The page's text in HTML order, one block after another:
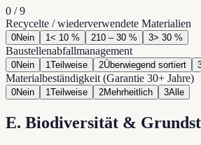
0 /9
Recycelte / wiederverwendete Materialien
0Nein 1< 10 % 210 – 30 % 3> 30 %
Baustellenabfallmanagement
0Nein 1Teilweise 2Überwiegend sortiert
Materialbeständigkeit (Garantie 30+ Jahre)
0Nein 1Teilweise 2Mehrheitlich 3Alle
E. Biodiversität &